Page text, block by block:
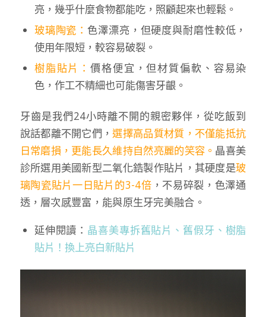
亮，幾乎什麼食物都能吃，照顧起來也輕鬆。
玻璃陶瓷： 色澤漂亮，但硬度與耐磨性較低，
使用年限短，較容易破裂。
樹脂貼片：價格便宜，但材質偏軟、容易染
色，作工不精細也可能傷害牙齦。
牙齒是我們24小時離不開的親密夥伴，從吃飯到
說話都離不開它們，選擇高品質材質，不僅能抵抗
日常磨損，更能長久維持自然亮麗的笑容。 晶喜美
診所選用美國新型二氧化鋯製作貼片，其硬度是玻
璃陶瓷貼片一日貼片的3-4倍 ，不易碎裂，色澤通
透，層次感豐富，能與原生牙完美融合。
延伸閱讀： 晶喜美專拆舊貼片、舊假牙、樹脂
貼片！換上亮白新貼片